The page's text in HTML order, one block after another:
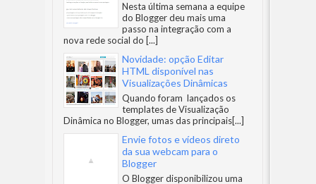
Nesta última semana a equipe
do Blogger deu mais uma
passo na integração com a
nova rede social do [...]
Novidade: opção Editar
HTML disponível nas
Visualizações Dinâmicas
Quando foram lançados os
templates de Visualização
Dinâmica no Blogger, umas das principais[...]
Envie fotos e vídeos direto
da sua webcam para o
Blogger
O Blogger disponibilizou uma